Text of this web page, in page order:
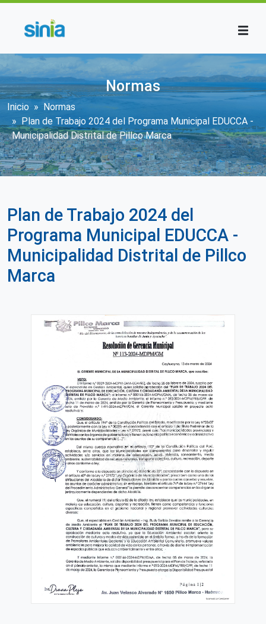
Normas
Sobrescribir enlaces de ayuda a la
Inicio
Normas
Plan de Trabajo 2024 del Programa Municipal EDUCCA -
Municipalidad Distrital de Pillco Marca
Plan de Trabajo 2024 del
Programa Municipal EDUCCA -
Municipalidad Distrital de Pillco
Marca